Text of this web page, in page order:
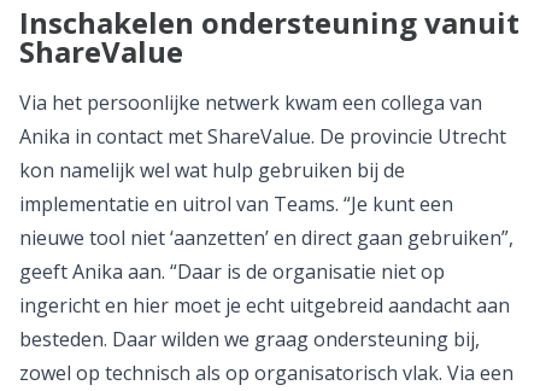
Inschakelen ondersteuning vanuit
ShareValue
Via het persoonlijke netwerk kwam een collega van
Anika in contact met ShareValue. De provincie Utrecht
kon namelijk wel wat hulp gebruiken bij de
implementatie en uitrol van Teams. “Je kunt een
nieuwe tool niet ‘aanzetten’ en direct gaan gebruiken”,
geeft Anika aan. “Daar is de organisatie niet op
ingericht en hier moet je echt uitgebreid aandacht aan
besteden. Daar wilden we graag ondersteuning bij,
zowel op technisch als op organisatorisch vlak. Via een